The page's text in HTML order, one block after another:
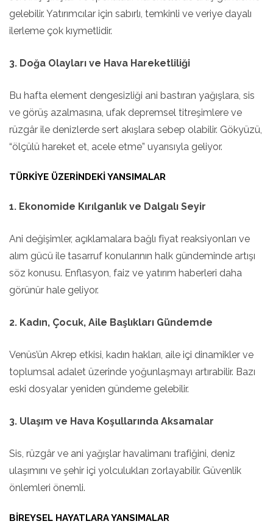
gelebilir. Yatırımcılar için sabırlı, temkinli ve veriye dayalı
ilerleme çok kıymetlidir.
3. Doğa Olayları ve Hava Hareketliliği
Bu hafta element dengesizliği ani bastıran yağışlara, sis
ve görüş azalmasına, ufak depremsel titreşimlere ve
rüzgâr ile denizlerde sert akışlara sebep olabilir. Gökyüzü,
“ölçülü hareket et, acele etme” uyarısıyla geliyor.
TÜRKIYE ÜZERINDEKI YANSIMALAR
1. Ekonomide Kırılganlık ve Dalgalı Seyir
Ani değişimler, açıklamalara bağlı fiyat reaksiyonları ve
alım gücü ile tasarruf konularının halk gündeminde artışı
söz konusu. Enflasyon, faiz ve yatırım haberleri daha
görünür hale geliyor.
2. Kadın, Çocuk, Aile Başlıkları Gündemde
Venüs’ün Akrep etkisi, kadın hakları, aile içi dinamikler ve
toplumsal adalet üzerinde yoğunlaşmayı artırabilir. Bazı
eski dosyalar yeniden gündeme gelebilir.
3. Ulaşım ve Hava Koşullarında Aksamalar
Sis, rüzgâr ve ani yağışlar havalimanı trafiğini, deniz
ulaşımını ve şehir içi yolculukları zorlayabilir. Güvenlik
önlemleri önemli.
BIREYSEL HAYATLARA YANSIMALAR